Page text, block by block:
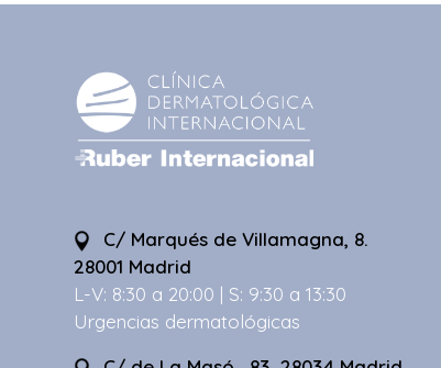
C/ Marqués de Villamagna, 8.
28001 Madrid
L-V: 8:30 a 20:00 | S: 9:30 a 13:30
Urgencias dermatológicas